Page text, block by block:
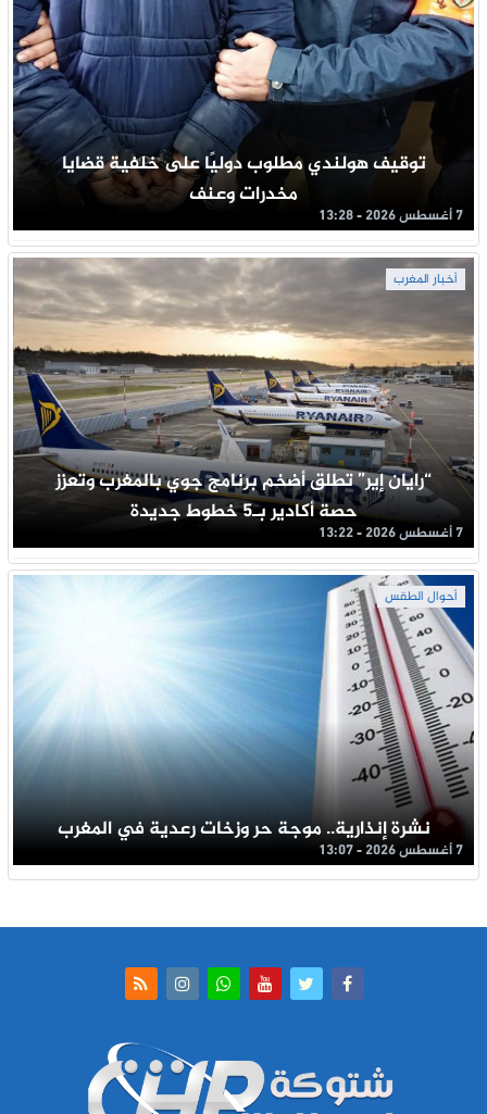
توقيف هولندي مطلوب دوليًا على خلفية قضايا
مخدرات وعنف
7 أغسطس 2026 - 13:28
أخبار المغرب
“رايان إير” تطلق أضخم برنامج جوي بالمغرب وتعزز
حصة أكادير بـ5 خطوط جديدة
7 أغسطس 2026 - 13:22
أحوال الطقس
نشرة إنذارية.. موجة حر وزخات رعدية في المغرب
7 أغسطس 2026 - 13:07